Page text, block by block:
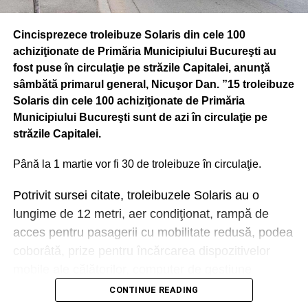
Cincisprezece troleibuze Solaris din cele 100
achiziţionate de Primăria Municipiului Bucureşti au
fost puse în circulaţie pe străzile Capitalei, anunţă
sâmbătă primarul general, Nicuşor Dan. ”15 troleibuze
Solaris din cele 100 achiziţionate de Primăria
Municipiului Bucureşti sunt de azi în circulaţie pe
străzile Capitalei.
Până la 1 martie vor fi 30 de troleibuze în circulaţie.
Potrivit sursei citate, troleibuzele Solaris au o
lungime de 12 metri, aer condiţionat, rampă de
acces pentru pasagerii cu mobilitate redusă, podea
management vehicul cu funcţii GPS şi comunicare
CONTINUE READING